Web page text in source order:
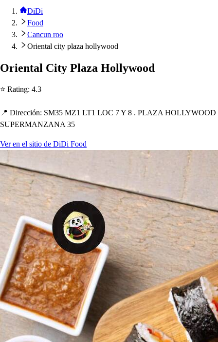
DiDi
Food
Cancun roo
Oriental city plaza hollywood
Oriental City Plaza Hollywood
⭐ Rating: 4.3
📍 Dirección: SM35 MZ1 LT1 LOC 7 Y 8 . PLAZA HOLLYWOOD
SUPERMANZANA 35
Ver en el sitio de DiDi Food